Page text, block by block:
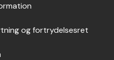
og fortrydelsesret